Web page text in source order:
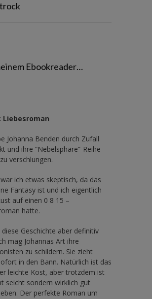
Ebookreader…
Liebesroman
Johanna Benden durch Zufall
und ihre “Nebelsphäre”-Reihe
verschlungen.
ich etwas skeptisch, da das
Fantasy ist und ich eigentlich
auf einen 0 8 15 –
hatte.
diese Geschichte aber definitiv
mag Johannas Art ihre
zu schildern. Sie zieht
in den Bann. Natürlich ist das
leichte Kost, aber trotzdem ist
seicht sondern wirklich gut
Der perfekte Roman um